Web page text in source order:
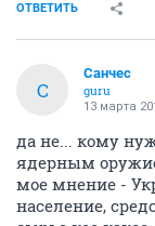
ОТВЕТИТЬ
С
Санчес
guru
13 марта
да не... кому
ядерным
мое мнение -
население,